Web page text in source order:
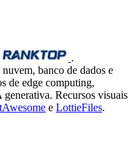
.
banco de dados e
de edge computing,
Recursos visuais
e LottieFiles.